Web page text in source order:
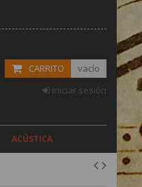
CARRITO
vacío
Iniciar sesión
ACÚSTICA